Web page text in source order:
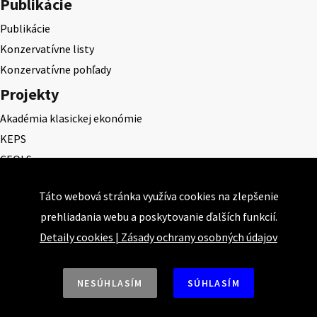
Publikácie
Konzervatívne listy
Konzervatívne pohľady
Projekty
Akadémia klasickej ekonómie
KEPS
CEQLS
Cena Ernesta Valka
Študentská esej
Deň daňového odbremenenia
Táto webová stránka využíva cookies na zlepšenie
prehliadania webu a poskytovanie ďalších funkcií.
Detaily cookies | Zásady ochrany osobných údajov
NESÚHLASÍM SÚHLASÍM